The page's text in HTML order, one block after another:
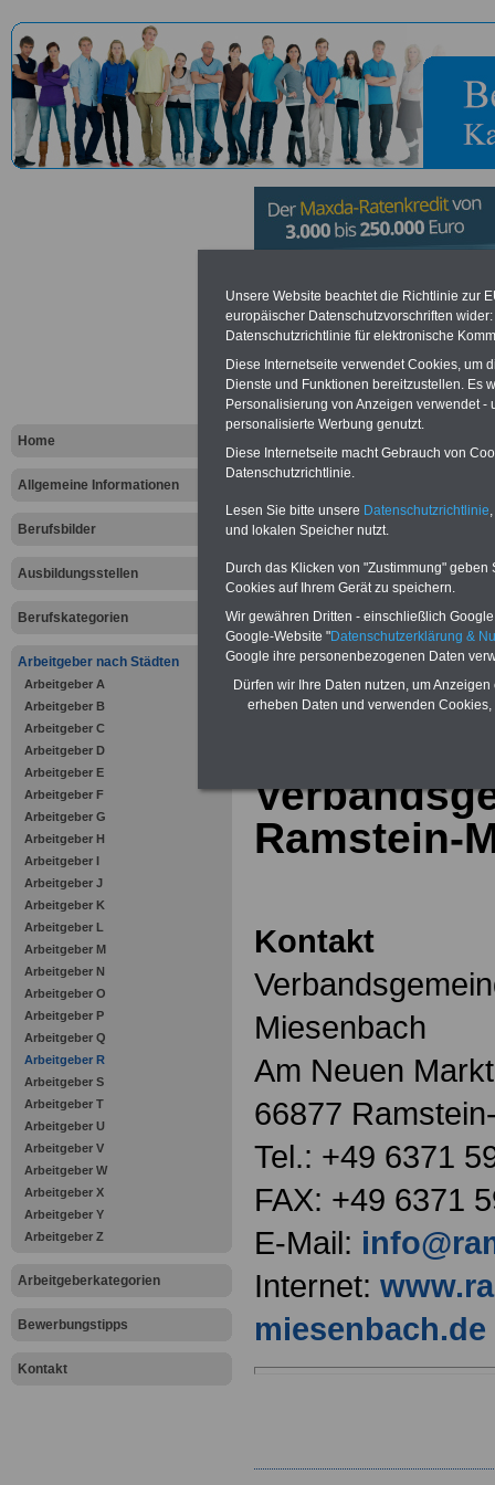
Home
Allgemeine Informationen
Berufsbilder
Ausbildungsstellen
Berufskategorien
Arbeitgeber nach Städten
Arbeitgeber A
Arbeitgeber B
Arbeitgeber C
Arbeitgeber D
Arbeitgeber E
Arbeitgeber F
Arbeitgeber G
Arbeitgeber H
Arbeitgeber I
Arbeitgeber J
Arbeitgeber K
Arbeitgeber L
Arbeitgeber M
Arbeitgeber N
Arbeitgeber O
Arbeitgeber P
Arbeitgeber Q
Arbeitgeber R
Arbeitgeber S
Arbeitgeber T
Arbeitgeber U
Arbeitgeber V
Arbeitgeber W
Arbeitgeber X
Arbeitgeber Y
Arbeitgeber Z
Arbeitgeberkategorien
Bewerbungstipps
Kontakt
Ramstein-
Vorteile für den öffentlichen
Vergleichen und sparen
Bausparen schon ab 16 Jahren
Berufsunfähigkeitsabsicherung
Online-Vergleich Gesetzliche
Krankenkassen
Krankenversicherung
zurück zur
Ramstein-
Kontakt
Miesenbach
Am Neuen
66877
Tel.: +49 6371
FAX: +49 6371
E-Mail:
Internet:
miesenbach.de
Unsere Website beachtet die Richtlinie zur
europäischer Datenschutzvorschriften
Datenschutzrichtlinie für elektronische
Diese Internetseite verwendet Cookies, um
Dienste und Funktionen bereitzustellen. Es
Personalisierung von Anzeigen verwendet
personalisierte Werbung genutzt.
Diese Internetseite macht Gebrauch von
Datenschutzrichtlinie.
Lesen Sie bitte unsere Datenschutzrichtlinie
und lokalen Speicher nutzt.
Durch das Klicken von "Zustimmung"
Cookies auf Ihrem Gerät zu speichern.
Wir gewähren Dritten - einschließlich
Google-Website "Datenschutzerklärung &
Google ihre personenbezogenen Daten
Dürfen wir Ihre Daten nutzen, um
erheben Daten und verwenden